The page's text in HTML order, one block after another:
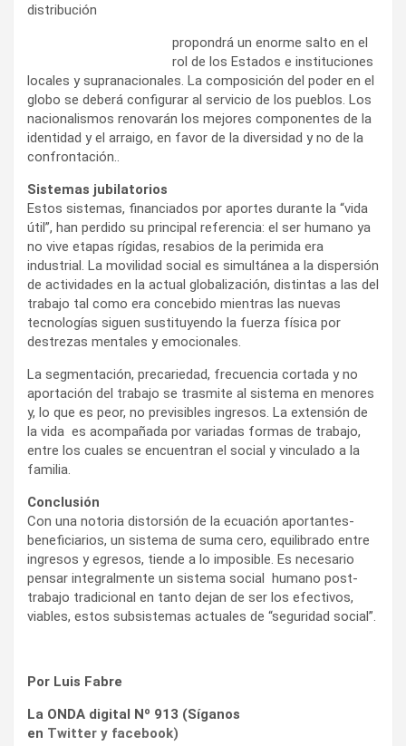
distribución
propondrá un enorme salto en el
rol de los Estados e instituciones
locales y supranacionales. La composición del poder en el
globo se deberá configurar al servicio de los pueblos. Los
nacionalismos renovarán los mejores componentes de la
identidad y el arraigo, en favor de la diversidad y no de la
confrontación..
Sistemas jubilatorios
Estos sistemas, financiados por aportes durante la “vida
útil”, han perdido su principal referencia: el ser humano ya
no vive etapas rígidas, resabios de la perimida era
industrial. La movilidad social es simultánea a la dispersión
de actividades en la actual globalización, distintas a las del
trabajo tal como era concebido mientras las nuevas
tecnologías siguen sustituyendo la fuerza física por
destrezas mentales y emocionales.
La segmentación, precariedad, frecuencia cortada y no
aportación del trabajo se trasmite al sistema en menores
y, lo que es peor, no previsibles ingresos. La extensión de
la vida es acompañada por variadas formas de trabajo,
entre los cuales se encuentran el social y vinculado a la
familia.
Conclusión
Con una notoria distorsión de la ecuación aportantes-
beneficiarios, un sistema de suma cero, equilibrado entre
ingresos y egresos, tiende a lo imposible. Es necesario
pensar integralmente un sistema social humano post-
trabajo tradicional en tanto dejan de ser los efectivos,
viables, estos subsistemas actuales de “seguridad social”.
Por Luis Fabre
La ONDA digital Nº 913 (Síganos
en Twitter y facebook)